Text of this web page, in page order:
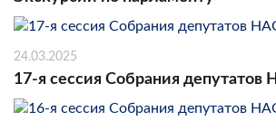
24.03.2025
17-я сессия Собрания депутатов